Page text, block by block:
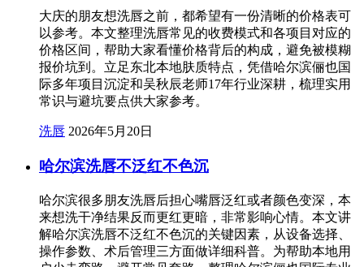
大庆的朋友想洗唇之前，都希望有一份清晰的价格表可
以参考。本文整理洗唇常见的收费模式和各项目对应的
价格区间，帮助大家看懂价格背后的构成，避免被模糊
报价坑到。立足东北本地肤质特点，凭借哈尔滨俪也国
际多年项目沉淀和吴秋辰老师17年行业深耕，梳理实用
常识与避坑要点供大家参考。
洗唇 2026年5月20日
哈尔滨洗唇不泛红不色沉
哈尔滨很多朋友洗唇后担心嘴唇泛红或者颜色变深，本
来想洗干净结果反而更红更暗，非常影响心情。本文讲
解哈尔滨洗唇不泛红不色沉的关键因素，从设备选择、
操作参数、术后管理三方面做详细科普。为帮助本地用